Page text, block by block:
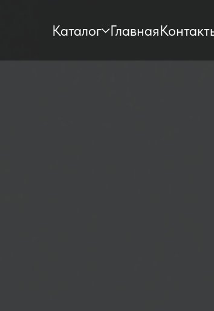
Каталог Главная